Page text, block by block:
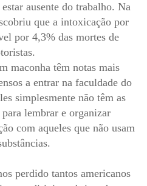
ausente do trabalho. Na
que a intoxicação por
por 4,3% das mortes de
maconha têm notas mais
a entrar na faculdade do
simplesmente não têm as
lembrar e organizar
com aqueles que não usam
perdido tantos americanos